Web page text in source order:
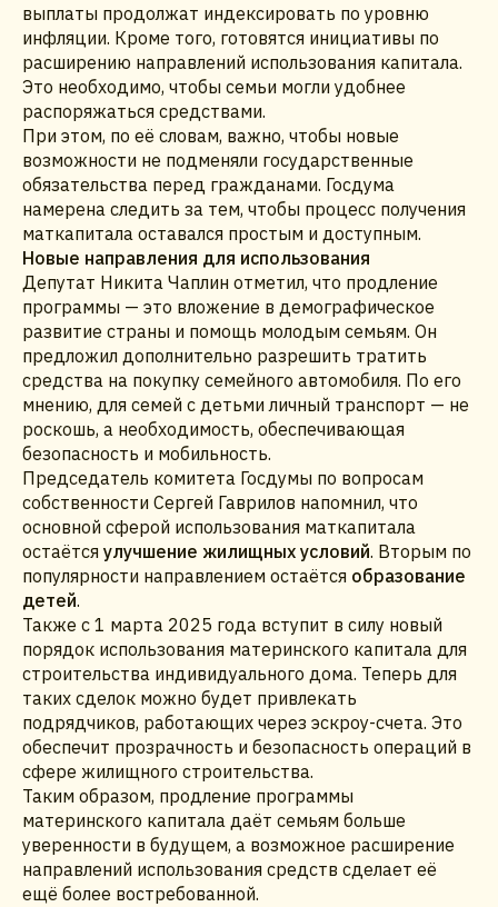
выплаты продолжат индексировать по уровню
инфляции. Кроме того, готовятся инициативы по
расширению направлений использования капитала.
Это необходимо, чтобы семьи могли удобнее
распоряжаться средствами.
При этом, по её словам, важно, чтобы новые
возможности не подменяли государственные
обязательства перед гражданами. Госдума
намерена следить за тем, чтобы процесс получения
маткапитала оставался простым и доступным.
Новые направления для использования
Депутат Никита Чаплин отметил, что продление
программы — это вложение в демографическое
развитие страны и помощь молодым семьям. Он
предложил дополнительно разрешить тратить
средства на покупку семейного автомобиля. По его
мнению, для семей с детьми личный транспорт — не
роскошь, а необходимость, обеспечивающая
безопасность и мобильность.
Председатель комитета Госдумы по вопросам
собственности Сергей Гаврилов напомнил, что
основной сферой использования маткапитала
остаётся улучшение жилищных условий. Вторым по
популярности направлением остаётся образование
детей.
Также с 1 марта 2025 года вступит в силу новый
порядок использования материнского капитала для
строительства индивидуального дома. Теперь для
таких сделок можно будет привлекать
подрядчиков, работающих через эскроу-счета. Это
обеспечит прозрачность и безопасность операций в
сфере жилищного строительства.
Таким образом, продление программы
материнского капитала даёт семьям больше
уверенности в будущем, а возможное расширение
направлений использования средств сделает её
ещё более востребованной.